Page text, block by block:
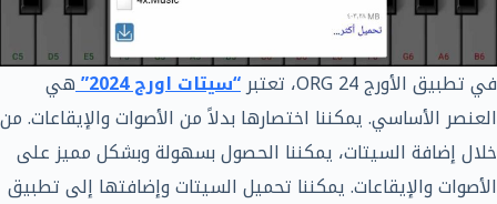
في تطبيق الأورج ORG 24، تعتبر “سيتات اورج 2024”
هي
العنصر الأساسي. يمكننا اختصارها بدلاً من الأصوات والإيقاعات. من
خلال إضافة السيتات، يمكننا الحصول بسهولة وبشكل مميز على
الأصوات والإيقاعات. يمكننا تحميل السيتات وإضافتها إلى تطبيق